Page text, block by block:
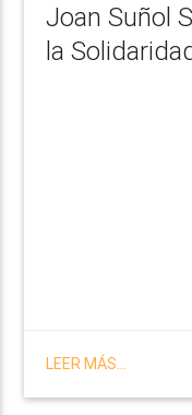
Joan Suñol
la
LEER MÁS...